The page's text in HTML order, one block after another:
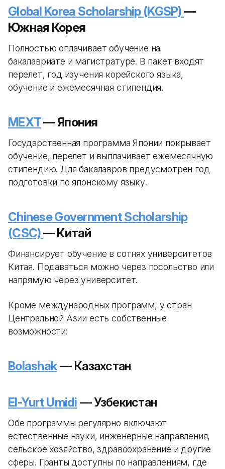
Global Korea Scholarship (KGSP)—
Южная Корея
Полностью оплачивает обучение на
бакалавриате и магистратуре. В пакет входят
перелет, год изучения корейского языка,
обучение и ежемесячная стипендия.
MEXT— Япония
Государственная программа Японии покрывает
обучение, перелет и выплачивает ежемесячную
стипендию. Для бакалавров предусмотрен год
подготовки по японскому языку.
Chinese Government Scholarship
(CSC)— Китай
Финансирует обучение в сотнях университетов
Китая. Подаваться можно через посольство или
напрямую через университет.
Кроме международных программ, у стран
Центральной Азии есть собственные
возможности:
Bolashak— Казахстан
El-Yurt Umidi — Узбекистан
Обе программы регулярно включают
естественные науки, инженерные направления,
сельское хозяйство, здравоохранение и другие
сферы. Гранты доступны по направлениям, где